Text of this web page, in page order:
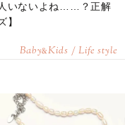
いないよね……？正解
】
Baby&Kids / Life style